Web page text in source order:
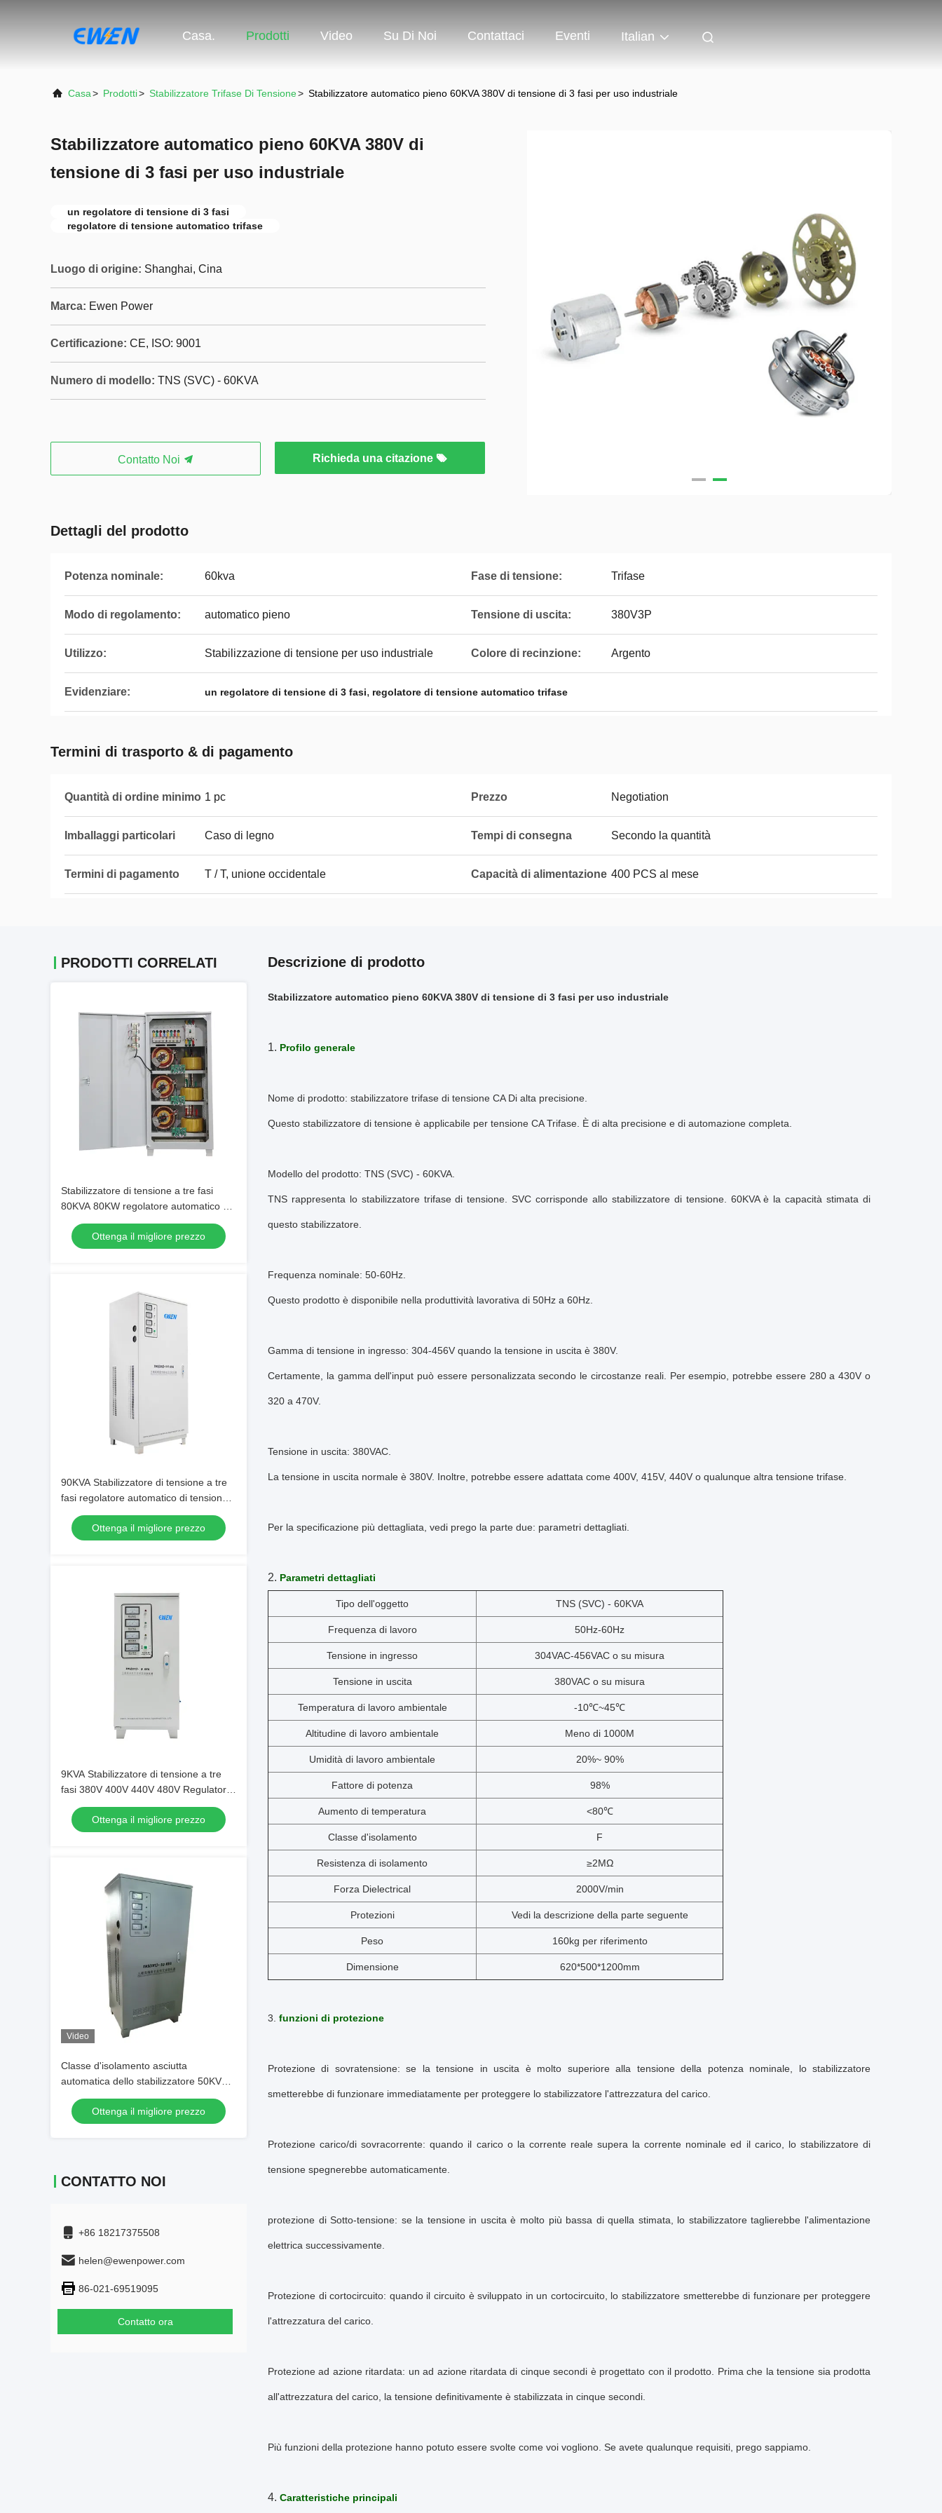
Casa. Prodotti Video Su Di Noi Contattaci Eventi Italian
Casa> Prodotti> Stabilizzatore Trifase Di Tensione> Stabilizzatore automatico pieno 60KVA 380V di tensione di 3 fasi per uso industriale
Stabilizzatore automatico pieno 60KVA 380V di
tensione di 3 fasi per uso industriale
un regolatore di tensione di 3 fasi
regolatore di tensione automatico trifase
Luogo di origine: Shanghai, Cina
Marca: Ewen Power
Certificazione: CE, ISO: 9001
Numero di modello: TNS (SVC) - 60KVA
Contatto Noi Richieda una citazione
Dettagli del prodotto
Potenza nominale: 60kva Fase di tensione: Trifase
Modo di regolamento: automatico pieno Tensione di uscita: 380V3P
Utilizzo: Stabilizzazione di tensione per uso industriale Colore di recinzione: Argento
Evidenziare: un regolatore di tensione di 3 fasi, regolatore di tensione automatico trifase
Termini di trasporto & di pagamento
Quantità di ordine minimo 1 pc Prezzo Negotiation
Imballaggi particolari Caso di legno Tempi di consegna Secondo la quantità
Termini di pagamento T / T, unione occidentale Capacità di alimentazione 400 PCS al mese
PRODOTTI CORRELATI
Stabilizzatore di tensione a tre fasi
80KVA 80KW regolatore automatico di
tensione e stabilizzatore per uso
industrialeOttenga il migliore prezzo
90KVA Stabilizzatore di tensione a tre
fasi regolatore automatico di tensione
con tecnologia servomotore per la
macchina di taglio laser
Ottenga il migliore prezzo
9KVA Stabilizzatore di tensione a tre
fasi 380V 400V 440V 480V Regulatore
di potenza CA Personalizzazione
accettabileOttenga il migliore prezzo
Video
Classe d'isolamento asciutta
automatica dello stabilizzatore 50KVA F
di tensione di fase di tipo tre
Ottenga il migliore prezzo
CONTATTO NOI
+86 18217375508
helen@ewenpower.com
86-021-69519095
Contatto ora
Descrizione di prodotto
Stabilizzatore automatico pieno 60KVA 380V di tensione di 3 fasi per uso industriale
1. Profilo generale
Nome di prodotto: stabilizzatore trifase di tensione CA Di alta precisione.
Questo stabilizzatore di tensione è applicabile per tensione CA Trifase. È di alta precisione e di automazione completa.
Modello del prodotto: TNS (SVC) - 60KVA.
TNS rappresenta lo stabilizzatore trifase di tensione. SVC corrisponde allo stabilizzatore di tensione. 60KVA è la capacità stimata di
questo stabilizzatore.
Frequenza nominale: 50-60Hz.
Questo prodotto è disponibile nella produttività lavorativa di 50Hz a 60Hz.
Gamma di tensione in ingresso: 304-456V quando la tensione in uscita è 380V.
Certamente, la gamma dell'input può essere personalizzata secondo le circostanze reali. Per esempio, potrebbe essere 280 a 430V o
320 a 470V.
Tensione in uscita: 380VAC.
La tensione in uscita normale è 380V. Inoltre, potrebbe essere adattata come 400V, 415V, 440V o qualunque altra tensione trifase.
Per la specificazione più dettagliata, vedi prego la parte due: parametri dettagliati.
2. Parametri dettagliati
Tipo dell'oggetto TNS (SVC) - 60KVA
Frequenza di lavoro 50Hz-60Hz
Tensione in ingresso 304VAC-456VAC o su misura
Tensione in uscita 380VAC o su misura
Temperatura di lavoro ambientale -10℃~45℃
Altitudine di lavoro ambientale Meno di 1000M
Umidità di lavoro ambientale 20%~ 90%
Fattore di potenza 98%
Aumento di temperatura <80℃
Classe d'isolamento F
Resistenza di isolamento ≥2MΩ
Forza Dielectrical 2000V/min
Protezioni Vedi la descrizione della parte seguente
Peso 160kg per riferimento
Dimensione 620*500*1200mm
3. funzioni di protezione
Protezione di sovratensione: se la tensione in uscita è molto superiore alla tensione della potenza nominale, lo stabilizzatore
smetterebbe di funzionare immediatamente per proteggere lo stabilizzatore l'attrezzatura del carico.
Protezione carico/di sovracorrente: quando il carico o la corrente reale supera la corrente nominale ed il carico, lo stabilizzatore di
tensione spegnerebbe automaticamente.
protezione di Sotto-tensione: se la tensione in uscita è molto più bassa di quella stimata, lo stabilizzatore taglierebbe l'alimentazione
elettrica successivamente.
Protezione di cortocircuito: quando il circuito è sviluppato in un cortocircuito, lo stabilizzatore smetterebbe di funzionare per proteggere
l'attrezzatura del carico.
Protezione ad azione ritardata: un ad azione ritardata di cinque secondi è progettato con il prodotto. Prima che la tensione sia prodotta
all'attrezzatura del carico, la tensione definitivamente è stabilizzata in cinque secondi.
Più funzioni della protezione hanno potuto essere svolte come voi vogliono. Se avete qualunque requisiti, prego sappiamo.
4. Caratteristiche principali